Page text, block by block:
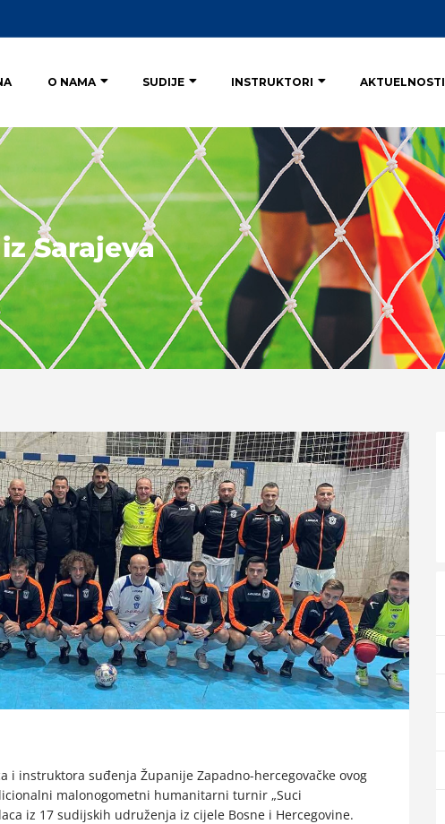
O NAMA SUDIJE INSTRUKTORI AKTUELNOSTI
Sarajeva
i instruktora suđenja Županije Zapadno-hercegovačke ovog
malonogometni humanitarni turnir „Suci
iz 17 sudijskih udruženja iz cijele Bosne i Hercegovine.